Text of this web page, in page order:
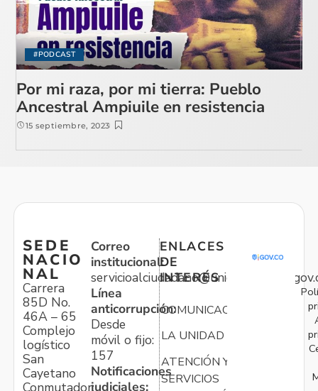
#PODCAST
Por mi raza, por mi tierra: Pueblo
Ancestral Ampiuile en resistencia
15 septiembre, 2023
SEDE
NACIO
NAL
Carrera
85D No.
46A – 65
Complejo
logístico
San
Cayetano
Conmutador:
Correo
institucional:
Línea
anticorrupción:
Desde
móvil o fijo:
157
Notificaciones
judiciales:
ENLACES
DE
INTERÉS
COMUNICACIONES
LA UNIDAD
ATENCIÓN Y
SERVICIOS